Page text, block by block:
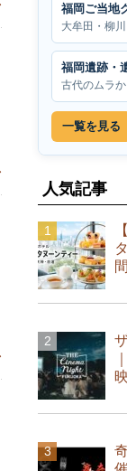
福岡ご当地
大牟田・柳
福岡遺跡・
古代のムラ
一覧を見る
人気記事